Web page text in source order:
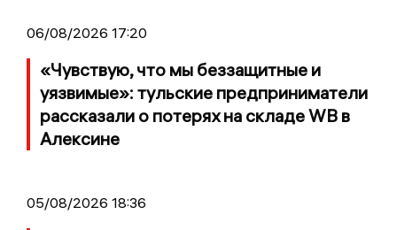
06/08/2026 17:20
«Чувствую, что мы беззащитные и
уязвимые»: тульские предприниматели
рассказали о потерях на складе WB в
Алексине
05/08/2026 18:36